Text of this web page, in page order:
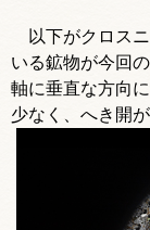
以下がクロスニ
いる鉱物が今回
軸に垂直な方向
少なく、へき開